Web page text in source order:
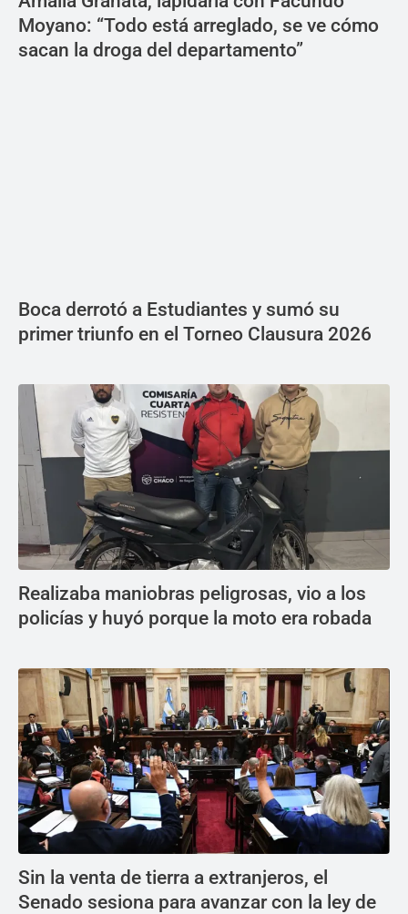
Moyano: “Todo está arreglado, se ve cómo
sacan la droga del departamento”
Boca derrotó a Estudiantes y sumó su
primer triunfo en el Torneo Clausura 2026
Realizaba maniobras peligrosas, vio a los
policías y huyó porque la moto era robada
Sin la venta de tierra a extranjeros, el
Senado sesiona para avanzar con la ley de